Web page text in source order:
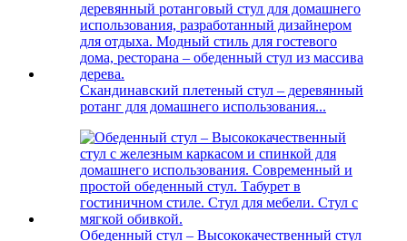
Скандинавский плетеный стул – деревянный
ротанг для домашнего использования...
Обеденный стул – Высококачественный стул